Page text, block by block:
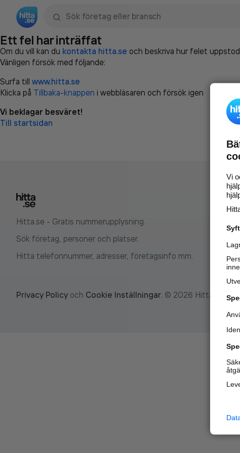
Ett fel har inträffat
Om du vill kan du kontakta hitta.se och beskriva hur felet
Vänligen försök med följande:
Surfa till www.hitta.se
Klicka på Tillbaka-knappen i webbläsaren och försök igen
Vi beklagar besväret!
Till startsidan
Hitta.se - Gratis nummerupplysning.
Sök företag, personer och platser.
Hitta telefonnummer, adresser, företagsinfo mm.
Privacy Policy och Cookie Inställningar. © 2026 Hitta.se
Vi